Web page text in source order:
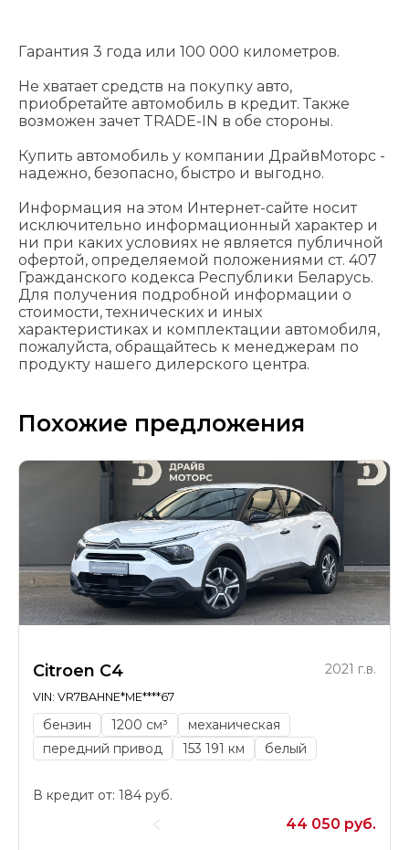
Гарантия 3 года или 100 000 километров.
Не хватает средств на покупку авто,
приобретайте автомобиль в кредит. Также
возможен зачет TRADE-IN в обе стороны.
Купить автомобиль у компании ДрайвМоторс -
надежно, безопасно, быстро и выгодно.
Информация на этом Интернет-сайте носит
исключительно информационный характер и
ни при каких условиях не является публичной
офертой, определяемой положениями cт. 407
Гражданского кодекса Республики Беларусь.
Для получения подробной информации о
стоимости, технических и иных
характеристиках и комплектации автомобиля,
пожалуйста, обращайтесь к менеджерам по
продукту нашего дилерского центра.
Похожие предложения
Citroen C4 2021 г.в.
VIN: VR7BAHNE*ME****67
бензин 1200 см³
механическая
передний привод
153 191 км белый
В кредит от: 184 руб.
44 050 руб.